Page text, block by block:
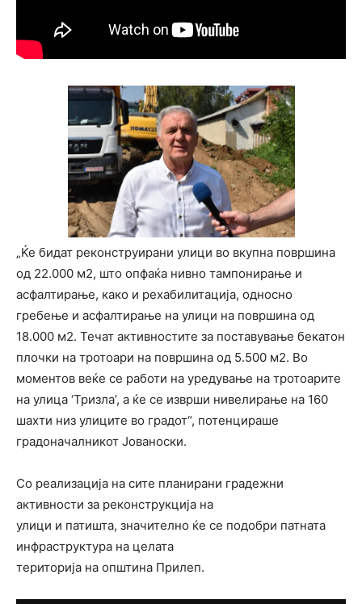
„Ќе бидат реконструирани улици во вкупна површина
од 22.000 м2, што опфаќа нивно тампонирање и
асфалтирање, како и рехабилитација, односно
гребење и асфалтирање на улици на површина од
18.000 м2. Течат активностите за поставување бекатон
плочки на тротоари на површина од 5.500 м2. Во
моментов веќе се работи на уредување на тротоарите
на улица ‘Тризла’, а ќе се изврши нивелирање на 160
шахти низ улиците во градот“, потенцираше
градоначалникот Јованоски.
Со реализација на сите планирани градежни
активности за реконструкција на
улици и патишта, значително ќе се подобри патната
инфраструктура на целата
територија на општина Прилеп.